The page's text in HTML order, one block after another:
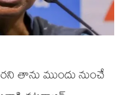
తాను ముందు నుంచే